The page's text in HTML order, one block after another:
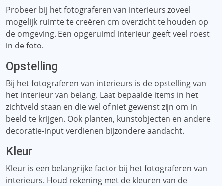
Probeer bij het fotograferen van interieurs zoveel
mogelijk ruimte te creëren om overzicht te houden op
de omgeving. Een opgeruimd interieur geeft veel roest
in de foto.
Opstelling
Bij het fotograferen van interieurs is de opstelling van
het interieur van belang. Laat bepaalde items in het
zichtveld staan ​​en die wel of niet gewenst zijn om in
beeld te krijgen. Ook planten, kunstobjecten en andere
decoratie-input verdienen bijzondere aandacht.
Kleur
Kleur is een belangrijke factor bij het fotograferen van
interieurs. Houd rekening met de kleuren van de